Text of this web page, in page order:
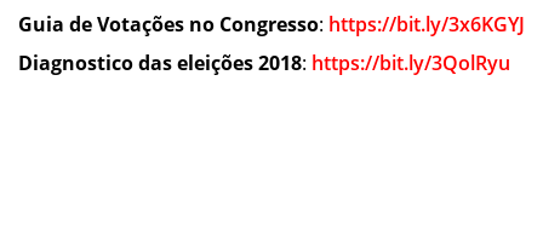
Guia de Votações no Congresso: https://bit.ly/3x6KGYJ
Diagnostico das eleições 2018: https://bit.ly/3QolRyu